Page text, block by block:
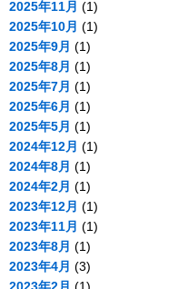
2025年11月 (1)
2025年10月 (1)
2025年9月 (1)
2025年8月 (1)
2025年7月 (1)
2025年6月 (1)
2025年5月 (1)
2024年12月 (1)
2024年8月 (1)
2024年2月 (1)
2023年12月 (1)
2023年11月 (1)
2023年8月 (1)
2023年4月 (3)